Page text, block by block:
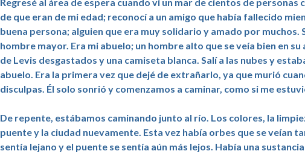
de que eran de mi edad; reconocí a un amigo que había fallecido
buena persona; alguien que era muy solidario y amado por muchos.
hombre mayor. Era mi abuelo; un hombre alto que se veía bien en
de Levis desgastados y una camiseta blanca. Salí a las nubes y
abuelo. Era la primera vez que dejé de extrañarlo, ya que murió
disculpas. Él solo sonrió y comenzamos a caminar, como si me
De repente, estábamos caminando junto al río. Los colores, la
puente y la ciudad nuevamente. Esta vez había orbes que se veían
sentía lejano y el puente se sentía aún más lejos. Había una